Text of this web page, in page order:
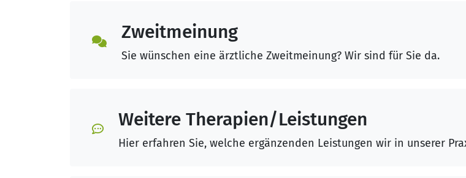
Zweitmeinung
Sie wünschen eine ärztliche Zweitmeinung? Wir sind für Sie da.
Weitere Therapien/Leistungen
Hier erfahren Sie, welche ergänzenden Leistungen wir in unserer